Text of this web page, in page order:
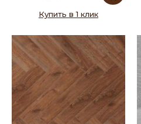
Купить в 1 клик